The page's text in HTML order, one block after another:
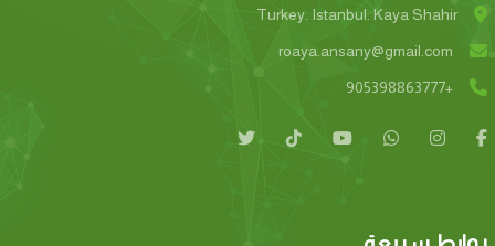
Turkey. Istanbul. Kaya Shahir
roaya.ansany@gmail.com
+905398863777